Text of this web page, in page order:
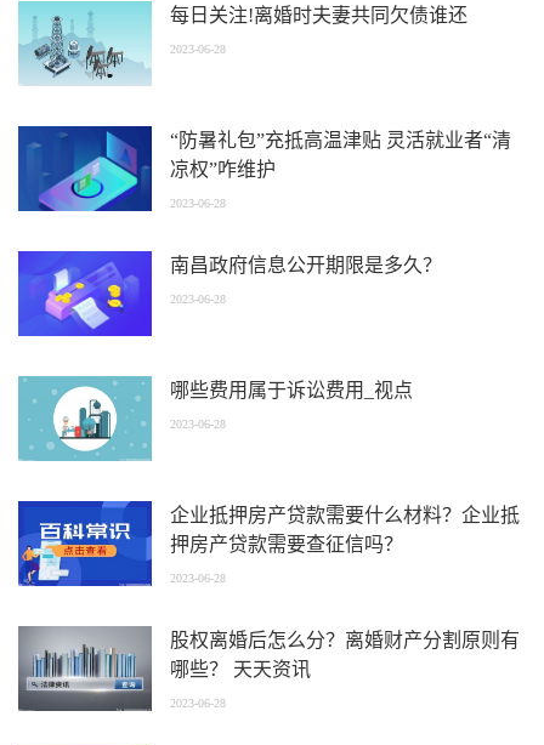
每日关注!离婚时夫妻共同欠债谁还
2023-06-28
“防暑礼包”充抵高温津贴 灵活就业者“清
凉权”咋维护
2023-06-28
南昌政府信息公开期限是多久？
2023-06-28
哪些费用属于诉讼费用_视点
2023-06-28
企业抵押房产贷款需要什么材料？企业抵
押房产贷款需要查征信吗？
2023-06-28
股权离婚后怎么分？离婚财产分割原则有
哪些？ 天天资讯
2023-06-28